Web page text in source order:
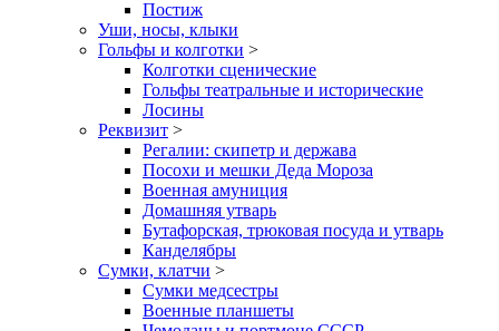
Постиж
Уши, носы, клыки
Гольфы и колготки >
Колготки сценические
Гольфы театральные и исторические
Лосины
Реквизит >
Регалии: скипетр и держава
Посохи и мешки Деда Мороза
Военная амуниция
Домашняя утварь
Бутафорская, трюковая посуда и утварь
Канделябры
Сумки, клатчи >
Сумки медсестры
Военные планшеты